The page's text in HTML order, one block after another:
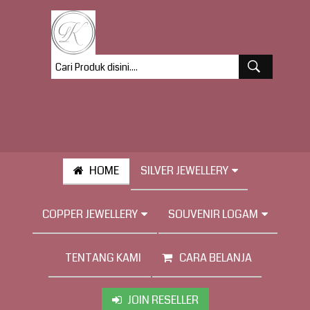
HOME SILVER JEWELLERY
COPPER JEWELLERY SOUVENIR LOGAM
TENTANG KAMI CARA BELANJA
JOIN RESELLER